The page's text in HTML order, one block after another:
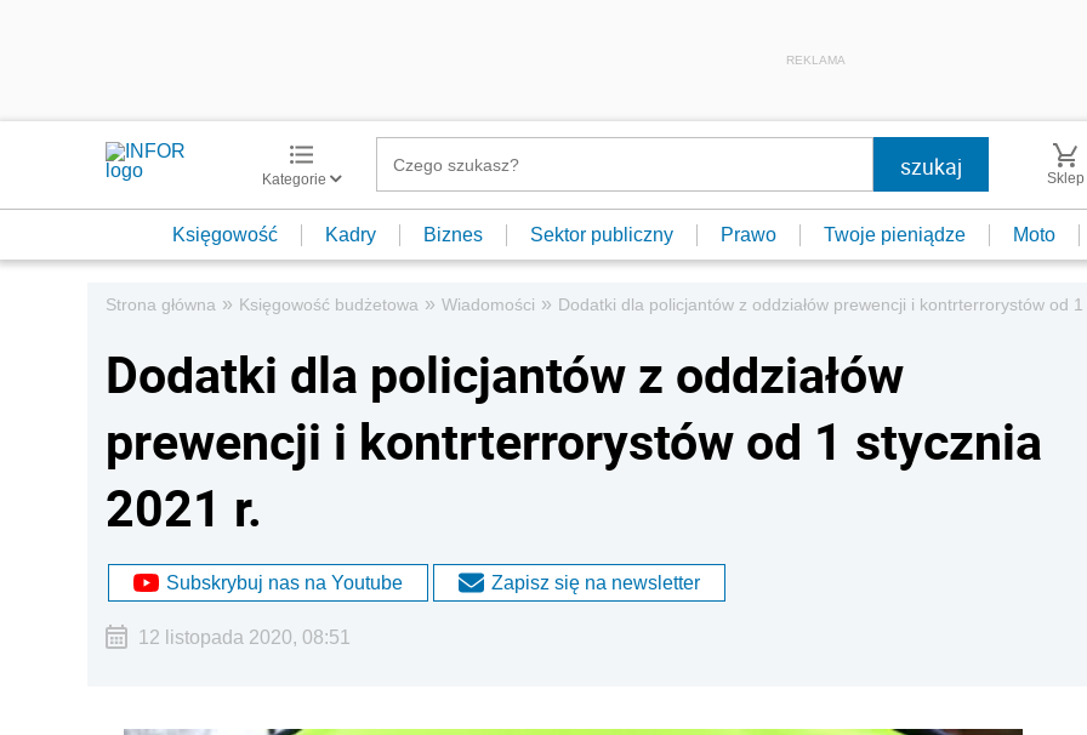
REKLAMA
Kategorie Sklep
Księgowość Kadry Biznes Sektor publiczny Prawo Twoje pieniądze Moto
Strona główna » Księgowość budżetowa » Wiadomości » Dodatki dla policjantów z oddziałów prewencji i kontrterrorystów od 1
Dodatki dla policjantów z oddziałów
prewencji i kontrterrorystów od 1 stycznia
2021 r.
Subskrybuj nas na Youtube Zapisz się na newsletter
12 listopada 2020, 08:51